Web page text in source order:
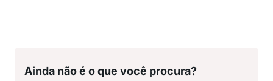
Ainda não é o que você procura?